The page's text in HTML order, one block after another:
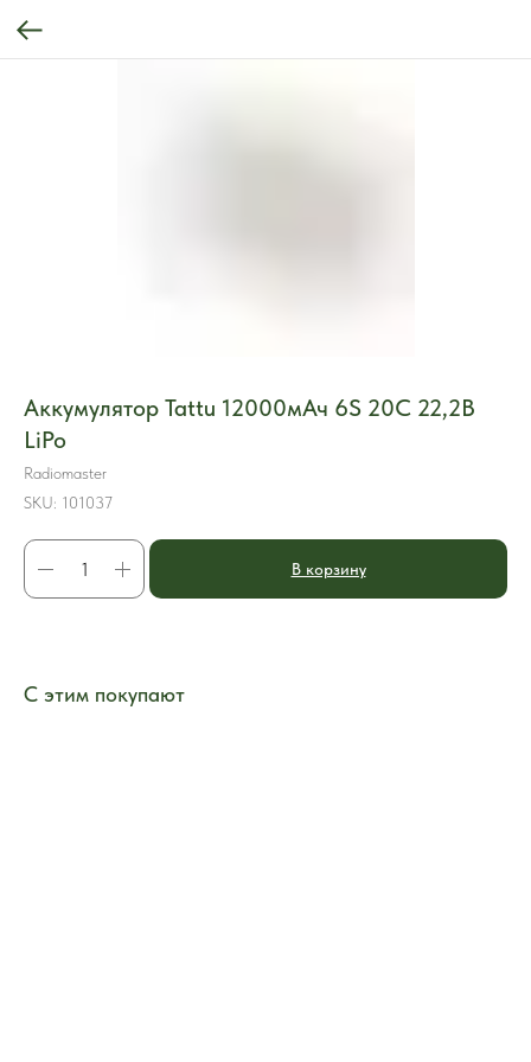
Аккумулятор Tattu 12000мАч 6S 20C 22,2В
LiPo
Radiomaster
SKU: 101037
В корзину
С этим покупают